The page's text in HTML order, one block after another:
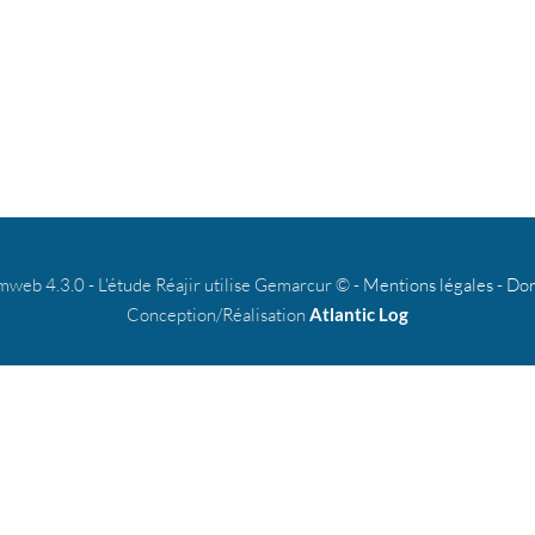
4.3.0 - L'étude Réajir utilise Gemarcur © - Mentions légales-
Conception/Réalisation Atlantic Log